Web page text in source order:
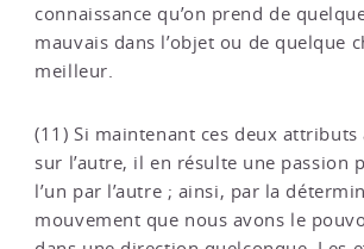
connaissance qu’on prend de
mauvais dans l’objet ou de quelque
meilleur.
(11) Si maintenant ces deux attributs
sur l’autre, il en résulte une passion
l’un par l’autre ; ainsi, par la
mouvement que nous avons le